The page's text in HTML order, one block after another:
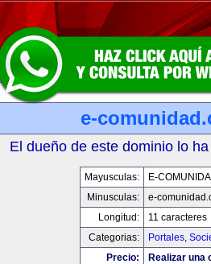
e-
El dueño de este dominio lo
Mayusculas:
E-
Minusculas:
e-
Longitud:
11 caracteres
Categorias:
Portales,
Precio:
Realizar una